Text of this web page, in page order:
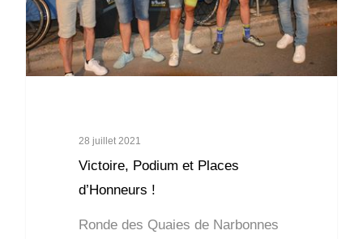
28 juillet 2021
Victoire, Podium et Places
d’Honneurs !
Ronde des Quaies de Narbonnes